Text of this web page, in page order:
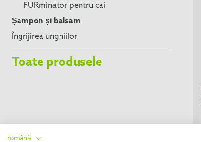
FURminator pentru cai
Șampon și balsam
Îngrijirea unghiilor
Toate produsele
română